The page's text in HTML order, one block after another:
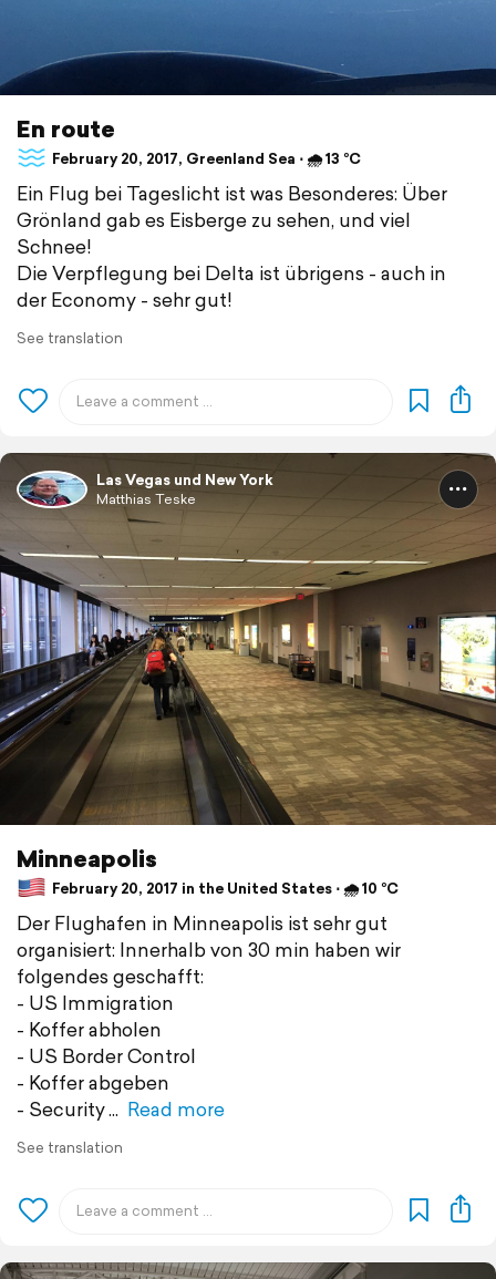
En route
February 20, 2017, Greenland Sea ⋅ 🌧 13 °C
Ein Flug bei Tageslicht ist was Besonderes: Über
Grönland gab es Eisberge zu sehen, und viel
Schnee!
Die Verpflegung bei Delta ist übrigens - auch in
der Economy - sehr gut!
See translation
Las Vegas und New York
Matthias Teske
Minneapolis
February 20, 2017 in the United States ⋅ 🌧 10 °C
Der Flughafen in Minneapolis ist sehr gut
organisiert: Innerhalb von 30 min haben wir
folgendes geschafft:
- US Immigration
- Koffer abholen
- US Border Control
- Koffer abgeben
- Security
Read more
See translation